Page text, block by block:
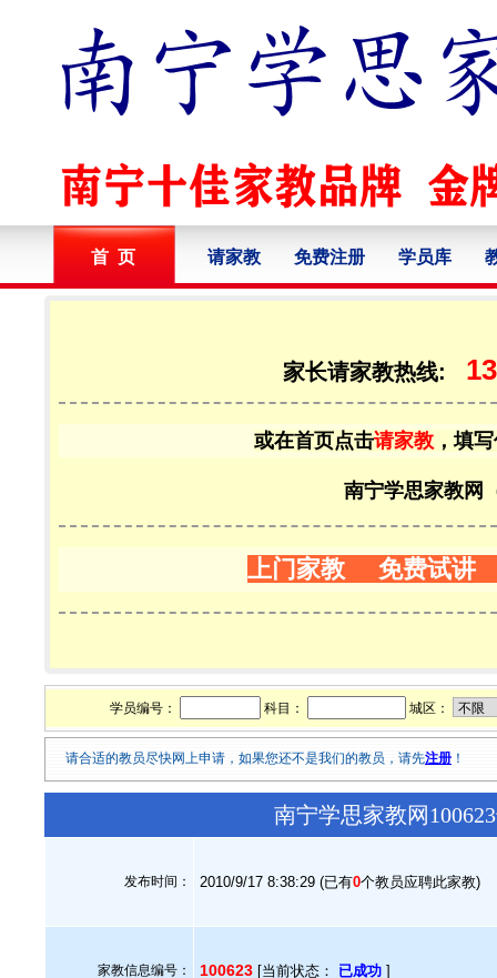
首 页 请家教 免费注册 学员库
家长请家教热线:
或在首页点击请家教 ，填
南宁学思家教网
上门家教 免费试讲
学员编号： 科目： 城区：
请合适的教员尽快网上申请，如果您还不是我们的教员，请先注册 ！
南宁学思家教网
发布时间： 2010/9/17 8:38:29 (已有0个教员应聘此家教)
家教信息编号： 100623 [当前状态： 已成功 ]